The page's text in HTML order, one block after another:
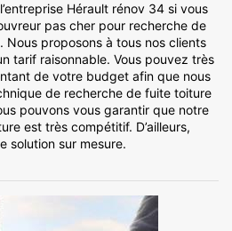
Hérault rénov 34 si vous
pas cher pour recherche de
proposons à tous nos clients
tarif raisonnable. Vous pouvez très
de votre budget afin que nous
de recherche de fuite toiture
pouvons vous garantir que notre
est très compétitif. D’ailleurs,
solution sur mesure.